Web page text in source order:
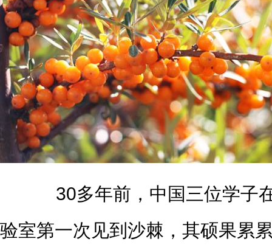
30多年前，中国三位学子
验室第一次见到沙棘，其硕果累